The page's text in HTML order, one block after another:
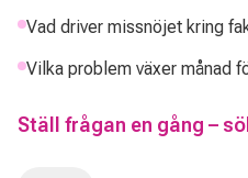
Vad driver missnöjet kring
Vilka problem växer månad
Ställ frågan en gång –